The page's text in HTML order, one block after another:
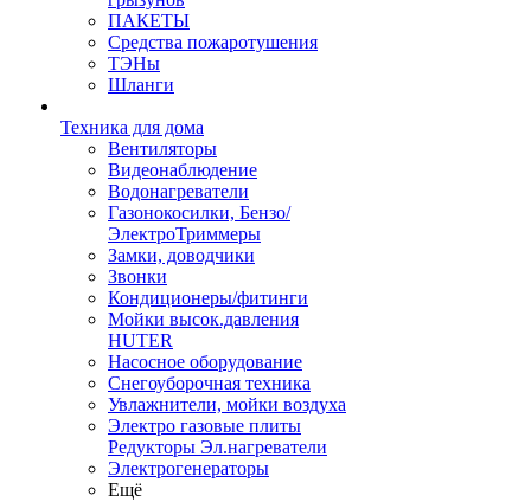
ПАКЕТЫ
Средства пожаротушения
ТЭНы
Шланги
Техника для дома
Вентиляторы
Видеонаблюдение
Водонагреватели
Газонокосилки, Бензо/
ЭлектроТриммеры
Замки, доводчики
Звонки
Кондиционеры/фитинги
Мойки высок.давления
HUTER
Насосное оборудование
Снегоуборочная техника
Увлажнители, мойки воздуха
Электро газовые плиты
Редукторы Эл.нагреватели
Электрогенераторы
Ещё